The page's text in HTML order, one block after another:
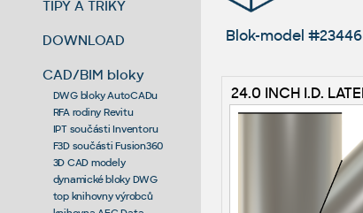
TIPY A TRIKY
DOWNLOAD
CAD/BIM bloky
DWG bloky AutoCADu
RFA rodiny Revitu
IPT součásti Inventoru
F3D součásti Fusion360
3D CAD modely
dynamické bloky DWG
top knihovny výrobců
Blok-model #23446
24.0 INCH I.D.